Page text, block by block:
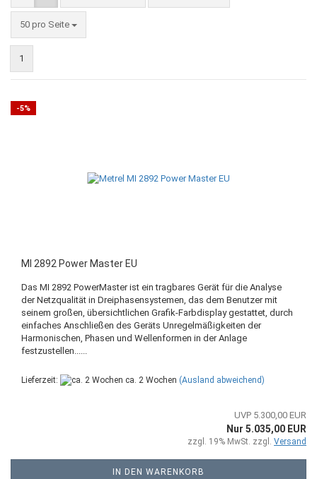
50 pro Seite
pro Seite
1
-5%
MI 2892 Power Master EU
Das MI 2892 PowerMaster ist ein tragbares Gerät für die Analyse
der Netzqualität in Dreiphasensystemen, das dem Benutzer mit
seinem großen, übersichtlichen Grafik-Farbdisplay gestattet, durch
einfaches Anschließen des Geräts Unregelmäßigkeiten der
Harmonischen, Phasen und Wellenformen in der Anlage
festzustellen......
Lieferzeit: ca. 2 Wochen (Ausland abweichend)
UVP 5.300,00 EUR
Nur 5.035,00 EUR
zzgl. 19% MwSt. zzgl. Versand
IN DEN WARENKORB